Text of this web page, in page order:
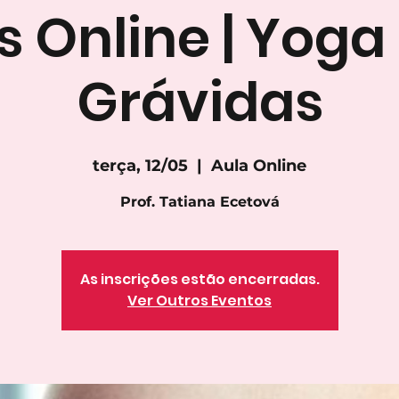
Online |
Grávidas
terça, 12/05
  |
Aula Online
Prof. Tatiana Ecetová
As inscrições estão encerradas.
Ver Outros Eventos